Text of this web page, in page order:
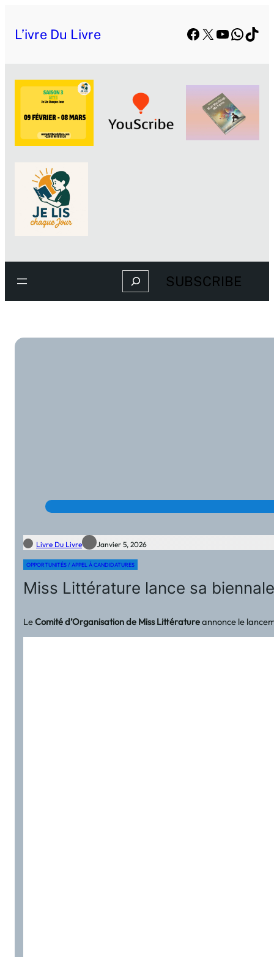
L’ivre Du Livre Facebook
X YouTube
Search SUBSCRIBE
Livre Du Livre Janvier 5, 2026
OPPORTUNITÉS / APPEL À CANDIDATURES
Miss Littérature lance sa
LeComité d’Organisation de Miss Littératureannonce le